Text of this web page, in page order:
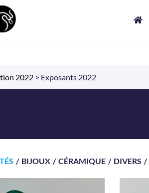
2022 > Exposants 2022
/ BIJOUX / CÉRAMIQUE / DIVERS /